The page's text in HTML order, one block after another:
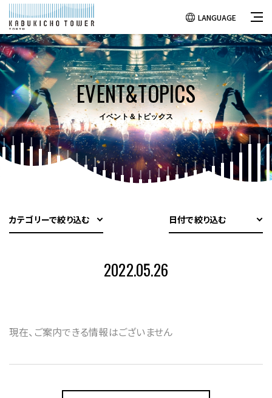
LANGUAGE
EVENT&TOPICS
イベント＆トピックス
カテゴリーで絞り込む 日付で絞り込む
2022.05.26
現在、ご案内できる情報はございません